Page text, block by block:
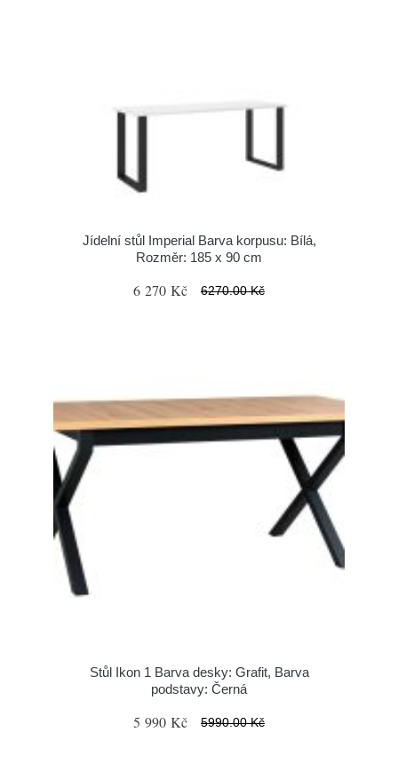
Jídelní stůl Imperial Barva korpusu: Bílá,
Rozměr: 185 x 90 cm
6 270 Kč 6270.00 Kč
Stůl Ikon 1 Barva desky: Grafit, Barva
podstavy: Černá
5 990 Kč 5990.00 Kč